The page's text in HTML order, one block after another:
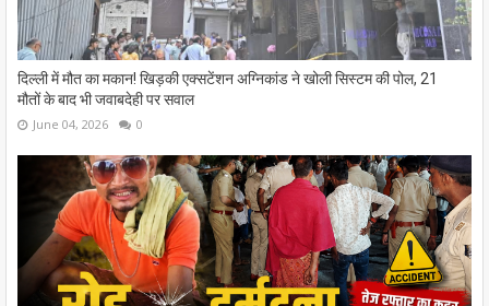
दिल्ली में मौत का मकान! खिड़की एक्सटेंशन अग्निकांड ने खोली सिस्टम की पोल, 21
मौतों के बाद भी जवाबदेही पर सवाल
June 04, 2026 0